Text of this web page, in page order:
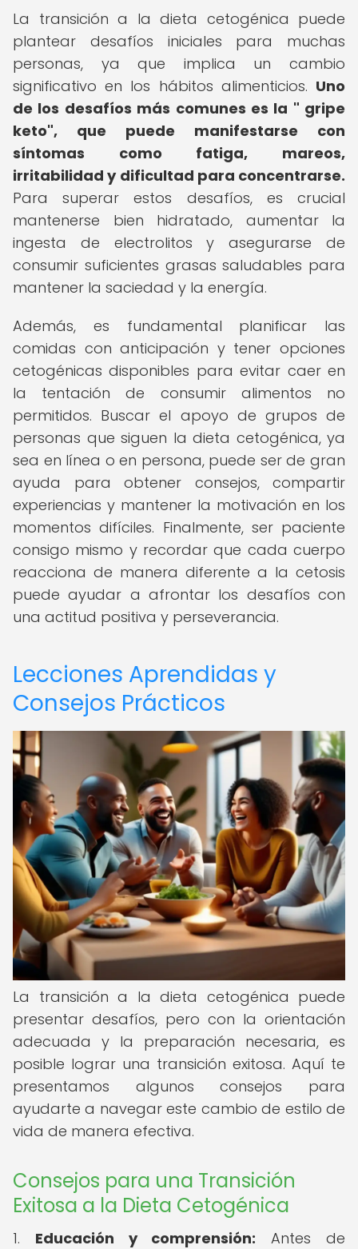
La transición a la dieta cetogénica puede
plantear desafíos iniciales para muchas
personas, ya que implica un cambio
significativo en los hábitos alimenticios. Uno
de los desafíos más comunes es la " gripe
keto", que puede manifestarse con
síntomas como fatiga, mareos,
irritabilidad y dificultad para concentrarse.
Para superar estos desafíos, es crucial
mantenerse bien hidratado, aumentar la
ingesta de electrolitos y asegurarse de
consumir suficientes grasas saludables para
mantener la saciedad y la energía.
Además, es fundamental planificar las
comidas con anticipación y tener opciones
cetogénicas disponibles para evitar caer en
la tentación de consumir alimentos no
permitidos. Buscar el apoyo de grupos de
personas que siguen la dieta cetogénica, ya
sea en línea o en persona, puede ser de gran
ayuda para obtener consejos, compartir
experiencias y mantener la motivación en los
momentos difíciles. Finalmente, ser paciente
consigo mismo y recordar que cada cuerpo
reacciona de manera diferente a la cetosis
puede ayudar a afrontar los desafíos con
una actitud positiva y perseverancia.
Lecciones Aprendidas y
Consejos Prácticos
La transición a la dieta cetogénica puede
presentar desafíos, pero con la orientación
adecuada y la preparación necesaria, es
posible lograr una transición exitosa. Aquí te
presentamos algunos consejos para
ayudarte a navegar este cambio de estilo de
vida de manera efectiva.
Consejos para una Transición
Exitosa a la Dieta Cetogénica
1. Educación y comprensión: Antes de